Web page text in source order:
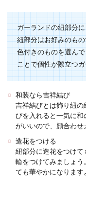
ガーランドの紐部分
紐部分はお好みのも
色付きのものを選ん
ことで個性が際立つ
和装なら吉祥結び
吉祥結びとは飾り紐
びを入れると一気に和
がいいので、顔合わせ
造花をつける
紐部分に造花をつけ
輪をつけてみましょう
ても華やかになります